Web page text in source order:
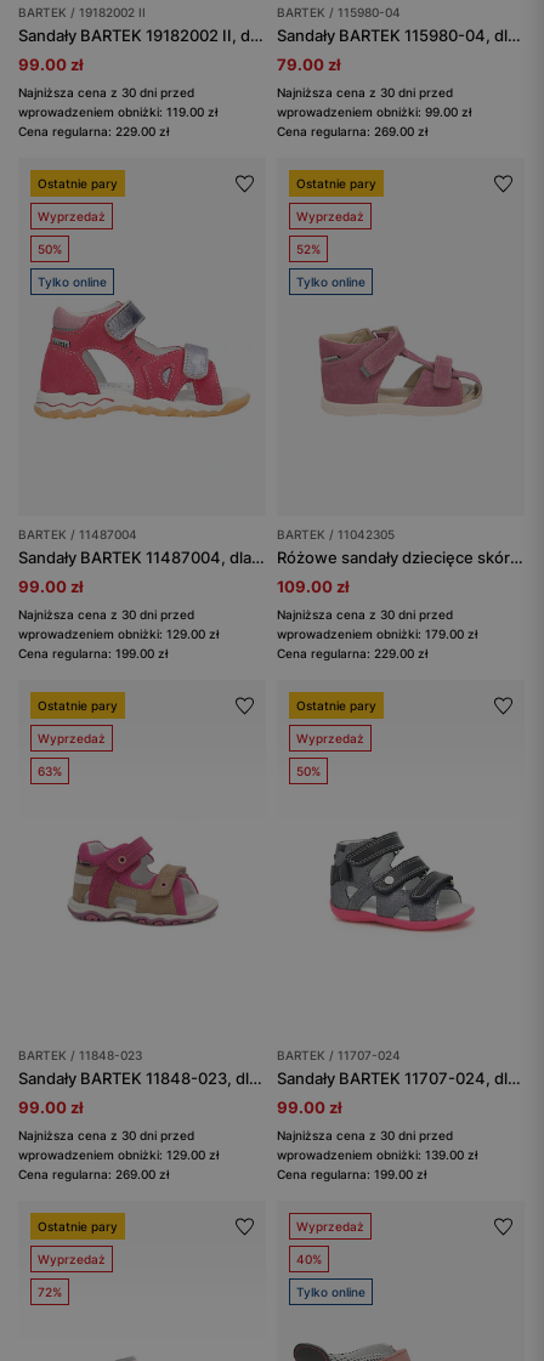
BARTEK / 19182002 II
Sandały BARTEK 19182002 II, dla dziewcząt, ciemy róż
99.00 zł
Najniższa cena z 30 dni przed
wprowadzeniem obniżki: 119.00 zł
Cena regularna: 229.00 zł
BARTEK / 115980-04
Sandały BARTEK 115980-04, dla dziewcząt, fuksja
79.00 zł
Najniższa cena z 30 dni przed
wprowadzeniem obniżki: 99.00 zł
Cena regularna: 269.00 zł
Ostatnie pary
Wyprzedaż
50%
Tylko online
BARTEK / 11487004
Sandały BARTEK 11487004, dla dziewcząt, różowy
99.00 zł
Najniższa cena z 30 dni przed
wprowadzeniem obniżki: 129.00 zł
Cena regularna: 199.00 zł
Ostatnie pary
Wyprzedaż
52%
Tylko online
BARTEK / 11042305
Różowe sandały dziecięce skórzane na rzepy BARTEK 11042305
109.00 zł
Najniższa cena z 30 dni przed
wprowadzeniem obniżki: 179.00 zł
Cena regularna: 229.00 zł
Ostatnie pary
Wyprzedaż
63%
BARTEK / 11848-023
Sandały BARTEK 11848-023, dla dziewcząt, beżowo-różowy
99.00 zł
Najniższa cena z 30 dni przed
wprowadzeniem obniżki: 129.00 zł
Cena regularna: 269.00 zł
Ostatnie pary
Wyprzedaż
50%
BARTEK / 11707-024
Sandały BARTEK 11707-024, dla dziewcząt, granatowo-różowy
99.00 zł
Najniższa cena z 30 dni przed
wprowadzeniem obniżki: 139.00 zł
Cena regularna: 199.00 zł
Ostatnie pary
Wyprzedaż
72%
Wyprzedaż
40%
Tylko online